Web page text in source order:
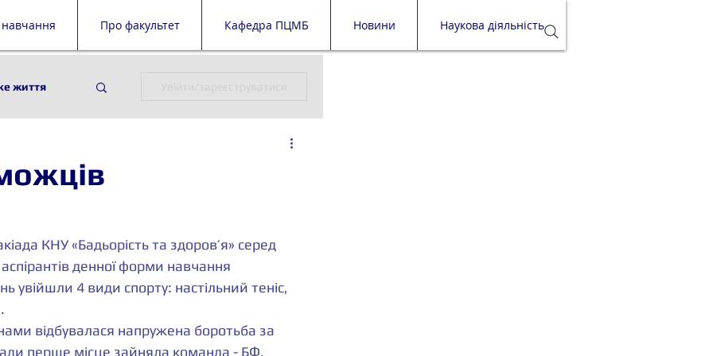
Про факультет Кафедра ПЦМБ Новини Наукова діяльність
життя
денної форми навчання
4 види спорту: настільний теніс,
перше місце зайняла команда - БФ,